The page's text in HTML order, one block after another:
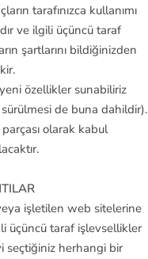
tarafınızca kullanımı
ve ilgili üçüncü taraf
şartlarını bildiğinizden
özellikler sunabiliriz
de buna dahildir).
olarak kabul
işletilen web sitelerine
üçüncü taraf işlevsellikler
seçtiğiniz herhangi bir